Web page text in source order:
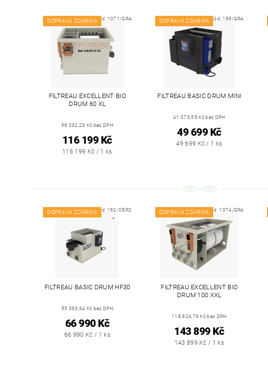
DOPRAVA ZDARMAKód: 1071/GRA
FILTREAU EXCELLENT BIO
DRUM 60 XL
96 032,23 Kč bez DPH
116 199 Kč
116 199 Kč / 1 ks
DOPRAVA ZDARMA Kód: 159/GRA
FILTREAU BASIC DRUM MINI
41 073,55 Kč bez DPH
49 699 Kč
49 699 Kč / 1 ks
DOPRAVA ZDARMAKód: 162/CER2
FILTREAU BASIC DRUM HF30
55 363,64 Kč bez DPH
66 990 Kč
66 990 Kč / 1 ks
DOPRAVA ZDARMAKód: 1074/GRA
FILTREAU EXCELLENT BIO
DRUM 100 XXL
118 924,79 Kč bez DPH
143 899 Kč
143 899 Kč / 1 ks